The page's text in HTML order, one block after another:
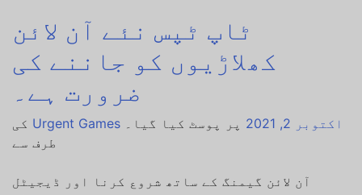
ٹاپ ٹپس نئے آن لائن
کھلاڑیوں کو جاننے کی
ضرورت ہے۔
اکتوبر 2, 2021 پر پوسٹ کیا گیا۔ Urgent Games کی
طرف سے
آن لائن گیمنگ کے ساتھ شروع کرنا اور ڈیجیٹل